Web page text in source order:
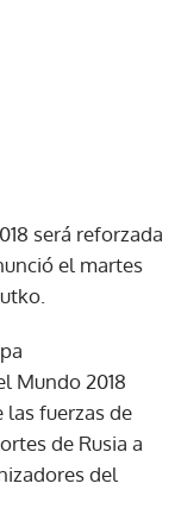
será reforzada
el martes
Mundo 2018
fuerzas de
de Rusia a
del